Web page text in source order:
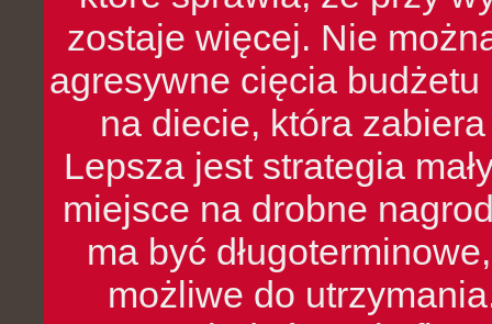
zostaje więcej. Nie
agresywne cięcia
na diecie, która
Lepsza jest strategia
miejsce na drobne
ma być
możliwe do